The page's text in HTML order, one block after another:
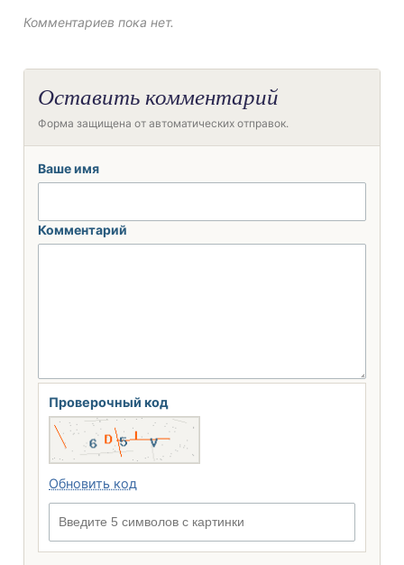
Комментариев пока нет.
Оставить комментарий
Форма защищена от автоматических отправок.
Ваше имя
Комментарий
Проверочный код
Обновить код